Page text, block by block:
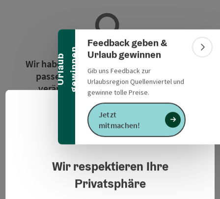
U
r
l
a
u
b
g
e
w
i
n
n
e n
Banner einklappen
Feedback geben &
Urlaub gewinnen
Gib uns Feedback zur
Urlaubsregion Quellenviertel und
gewinne tolle Preise.
Jetzt
mitmachen!
Wir haben für die Suchanfrage leider kein
passendes Ergebnis gefunden. Bitte
verändern Sie die Filterfunktionen!
Jetzt alle Filter zurücksetzen
Datenschutzerklärung
Wir respektieren Ihre
Privatsphäre